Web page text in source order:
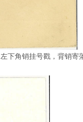
下角销挂号戳，背销寄